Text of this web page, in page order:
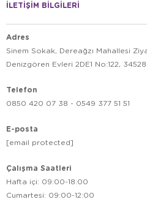
mu?
Resun soğutucu (chiller)
Resun filtrelerin temizliği
Akvaryumunuzda profesyonel bir
canlılarınıza sağlıklı bir yaşam
İLETİŞİM BİLGİLERİ
Adres
Sinem Sokak, Dereağzı Mahallesi
Denizgören Evleri 2DE1 No:122,
Telefon
0850 420 07 38 - 0549 377 51 51
E-posta
[email protected]
Çalışma Saatleri
Hafta içi: 09:00-18:00
Cumartesi: 09:00-12:00